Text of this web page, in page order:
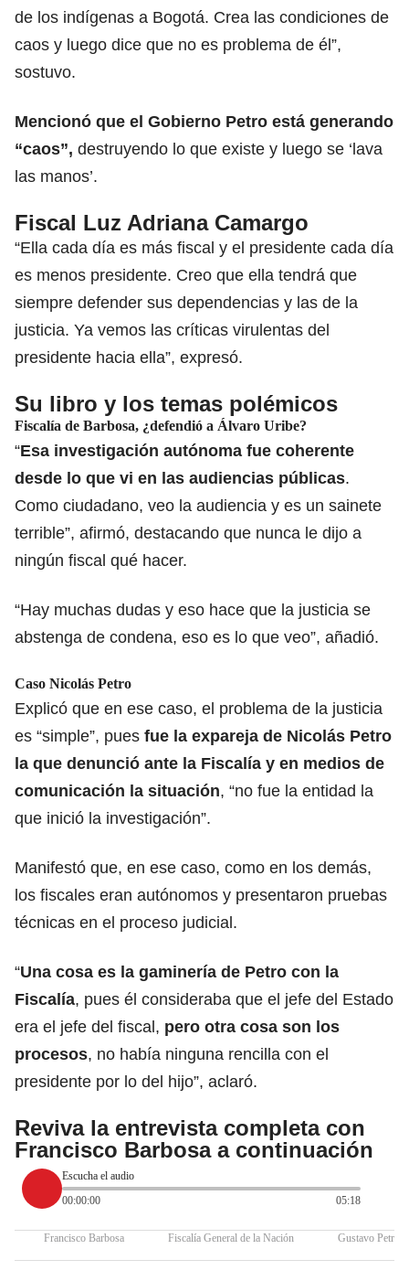
de los indígenas a Bogotá. Crea las condiciones de
caos y luego dice que no es problema de él”,
sostuvo.
Mencionó que el Gobierno Petro está generando
“caos”, destruyendo lo que existe y luego se ‘lava
las manos’.
Fiscal Luz Adriana Camargo
“Ella cada día es más fiscal y el presidente cada día
es menos presidente. Creo que ella tendrá que
siempre defender sus dependencias y las de la
justicia. Ya vemos las críticas virulentas del
presidente hacia ella”, expresó.
Su libro y los temas polémicos
Fiscalía de Barbosa, ¿defendió a Álvaro Uribe?
“Esa investigación autónoma fue coherente
desde lo que vi en las audiencias públicas.
Como ciudadano, veo la audiencia y es un sainete
terrible”, afirmó, destacando que nunca le dijo a
ningún fiscal qué hacer.
“Hay muchas dudas y eso hace que la justicia se
abstenga de condena, eso es lo que veo”, añadió.
Caso Nicolás Petro
Explicó que en ese caso, el problema de la justicia
es “simple”, pues fue la expareja de Nicolás Petro
la que denunció ante la Fiscalía y en medios de
comunicación la situación, “no fue la entidad la
que inició la investigación”.
Manifestó que, en ese caso, como en los demás,
los fiscales eran autónomos y presentaron pruebas
técnicas en el proceso judicial.
“Una cosa es la gaminería de Petro con la
Fiscalía, pues él consideraba que el jefe del Estado
era el jefe del fiscal, pero otra cosa son los
procesos, no había ninguna rencilla con el
presidente por lo del hijo”, aclaró.
Reviva la entrevista completa con
Francisco Barbosa a continuación
Escucha el audio
00:00:00
05:18
Francisco Barbosa Fiscalía General de la Nación Gustavo Petro